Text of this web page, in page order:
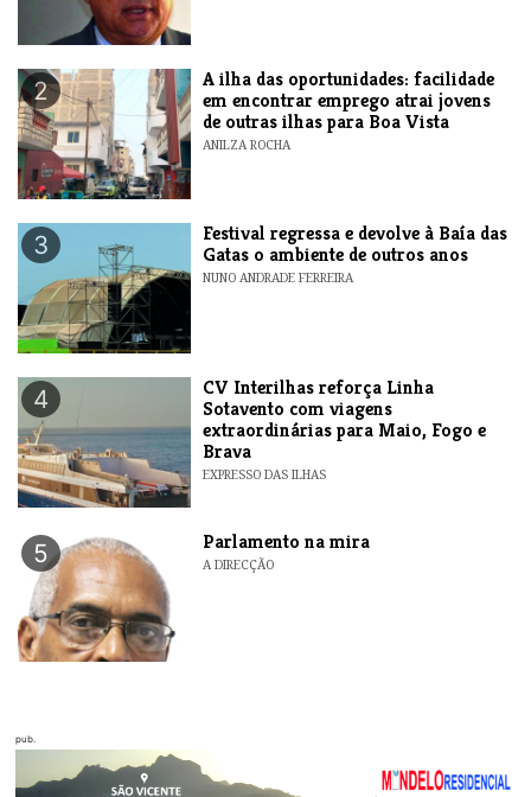
2
A ilha das oportunidades: facilidade
em encontrar emprego atrai jovens
de outras ilhas para Boa Vista
ANILZA ROCHA
3
Festival regressa e devolve à Baía das
Gatas o ambiente de outros anos
NUNO ANDRADE FERREIRA
4
​CV Interilhas reforça Linha
Sotavento com viagens
extraordinárias para Maio, Fogo e
Brava
EXPRESSO DAS ILHAS
5 Parlamento na mira
A DIRECÇÃO
pub.